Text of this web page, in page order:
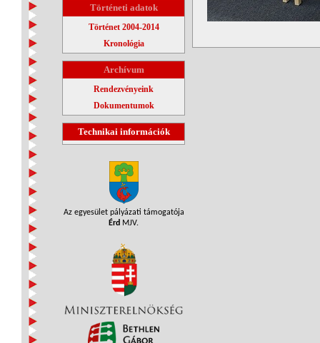
Történeti adatok
Történet 2004-2014
Kronológia
Archívum
Rendezvényeink
Dokumentumok
Technikai információk
Az egyesület pályázati támogatója
Érd MJV.